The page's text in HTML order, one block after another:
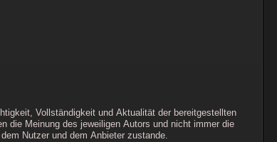
Vollständigkeit und Aktualität der bereitgestellten
die Meinung des jeweiligen Autors und nicht immer die
Nutzer und dem Anbieter zustande.